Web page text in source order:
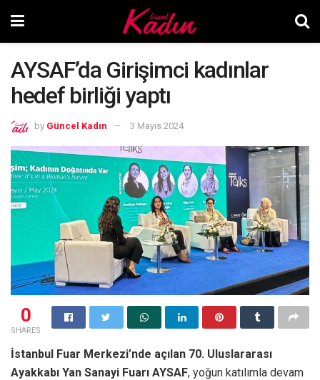
AYSAF’da Girişimci kadınlar
hedef birliği yaptı
by Güncel Kadın 3 Mayıs 2024
0
SHARES
İstanbul Fuar Merkezi’nde açılan 70. Uluslararası
Ayakkabı Yan Sanayi Fuarı AYSAF, yoğun katılımla devam